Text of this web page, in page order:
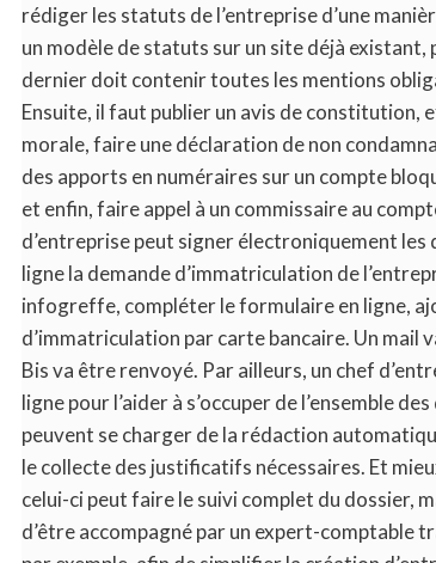
rédiger les statuts de l’entreprise d’une
un modèle de statuts sur un site déjà
dernier doit contenir toutes les mentions
Ensuite, il faut publier un avis de
morale, faire une déclaration de non
des apports en numéraires sur un compte
et enfin, faire appel à un commissaire au
d’entreprise peut signer électroniquement
ligne la demande d’immatriculation de
infogreffe, compléter le formulaire en ligne,
d’immatriculation par carte bancaire. Un mail
Bis va être renvoyé. Par ailleurs, un chef
ligne pour l’aider à s’occuper de l’ensemble
peuvent se charger de la rédaction
le collecte des justificatifs nécessaires. Et
celui-ci peut faire le suivi complet du dossier,
d’être accompagné par un expert-comptable